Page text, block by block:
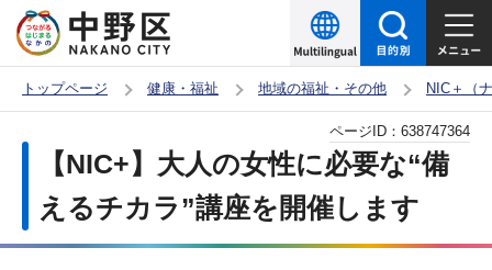
の
ー
トップページ 健康・福祉 地域の福祉・その他 NIC＋（
か
【NIC+】大人の女性に必要な“備
えるチカラ”講座を開催します
ページID： 638747364